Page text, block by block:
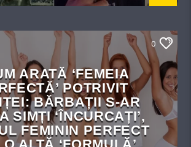
0
ARATĂ ‘FEMEIA
POTRIVIT
BĂRBAȚII S-AR
SIMȚI ‘ÎNCURCAȚI’,
FEMININ PERFECT